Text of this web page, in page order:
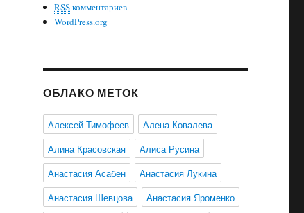
RSSкомментариев
WordPress.org
ОБЛАКО МЕТОК
Алексей Тимофеев
Алена Ковалева
Алина Красовская
Алиса Русина
Анастасия Асабен
Анастасия Лукина
Анастасия Шевцова
Анастасия Яроменко